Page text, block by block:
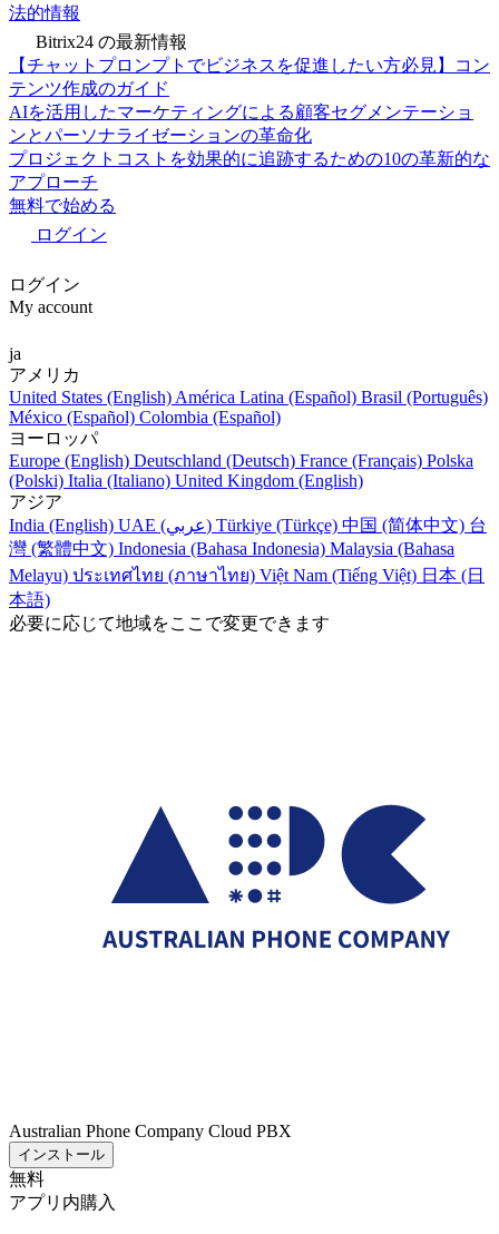
法的情報
Bitrix24 の最新情報
【チャットプロンプトでビジネスを促進したい方必見】コン
テンツ作成のガイド
AIを活用したマーケティングによる顧客セグメンテーショ
ンとパーソナライゼーションの革命化
プロジェクトコストを効果的に追跡するための10の革新的な
アプローチ
無料で始める
ログイン
ログイン
My account
ja
アメリカ
United States (English) América Latina (Español) Brasil (Português)
México (Español) Colombia (Español)
ヨーロッパ
Europe (English) Deutschland (Deutsch) France (Français) Polska
(Polski) Italia (Italiano) United Kingdom (English)
アジア
India (English)
UAE (عربي) Türkiye (Türkçe) 中国 (简体中文) 台
灣 (繁體中文) Indonesia (Bahasa Indonesia) Malaysia (Bahasa
Melayu) ประเทศไทย (ภาษาไทย) Việt Nam (Tiếng Việt) 日本 (日
本語)
必要に応じて地域をここで変更できます
Australian Phone Company Cloud PBX
インストール
無料
アプリ内購入